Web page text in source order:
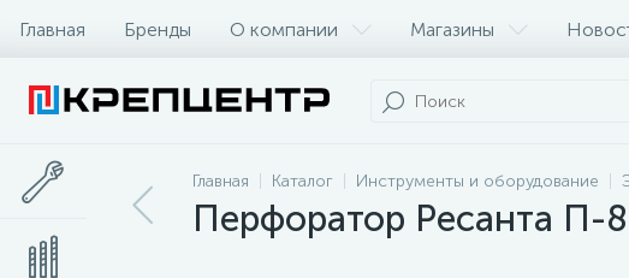
Главная Бренды О компании Магазины
Главная Каталог Инструменты и оборудование
Перфоратор Ресанта П-